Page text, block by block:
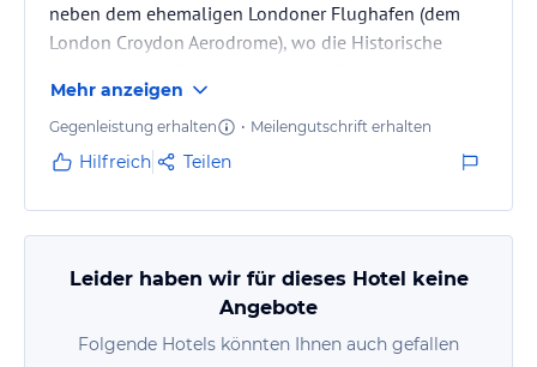
neben dem ehemaligen Londoner Flughafen (dem
London Croydon Aerodrome), wo die Historische
Mehr anzeigen
Gegenleistung erhalten • Meilengutschrift erhalten
Hilfreich Teilen
Leider haben wir für dieses Hotel keine
Angebote
Folgende Hotels könnten Ihnen auch gefallen